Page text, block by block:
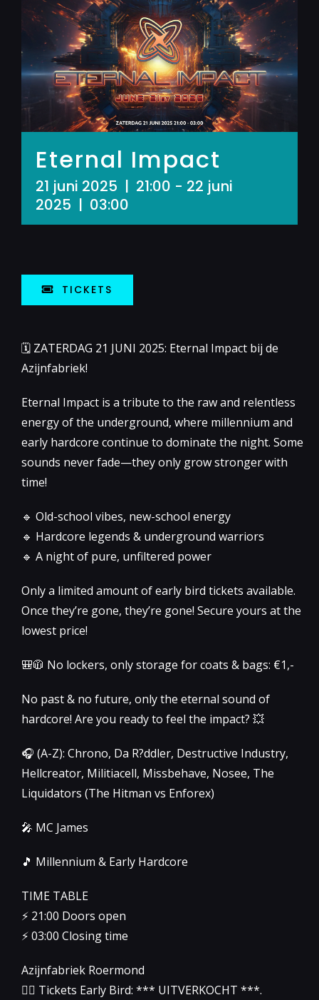
Eternal Impact
21 juni 2025 | 21:00 - 22 juni
2025 | 03:00
TICKETS
🗓 ZATERDAG 21 JUNI 2025: Eternal Impact bij de
Azijnfabriek!
Eternal Impact is a tribute to the raw and relentless
energy of the underground, where millennium and
early hardcore continue to dominate the night. Some
sounds never fade—they only grow stronger with
time!
🔹 Old-school vibes, new-school energy
🔹 Hardcore legends & underground warriors
🔹 A night of pure, unfiltered power
Only a limited amount of early bird tickets available.
Once they’re gone, they’re gone! Secure yours at the
lowest price!
🎒🧥 No lockers, only storage for coats & bags: €1,-
No past & no future, only the eternal sound of
hardcore! Are you ready to feel the impact? 💥
🎧 (A-Z): Chrono, Da R?ddler, Destructive Industry,
Hellcreator, Militiacell, Missbehave, Nosee, The
Liquidators (The Hitman vs Enforex)
🎤 MC James
🎵 Millennium & Early Hardcore
TIME TABLE
⚡️ 21:00 Doors open
⚡️ 03:00 Closing time
Azijnfabriek Roermond
👉🏻 Tickets Early Bird: *** UITVERKOCHT ***.